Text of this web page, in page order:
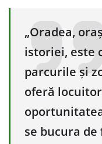
„Oradea,
istoriei, este
parcurile și
oferă
se bucura